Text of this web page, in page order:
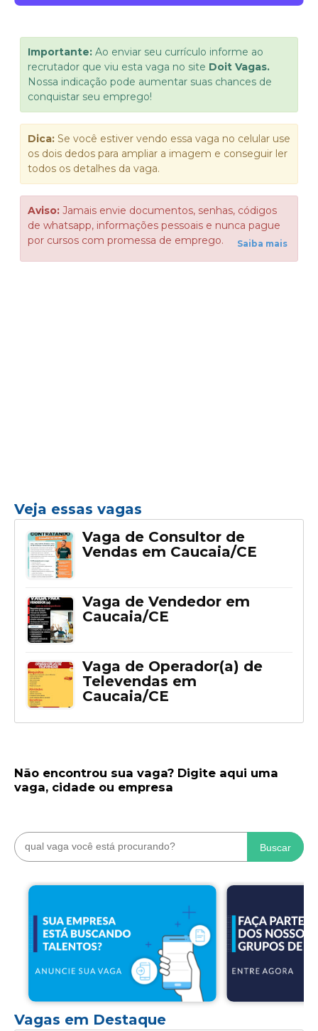
Importante: Ao enviar seu currículo informe ao
recrutador que viu esta vaga no site Doit Vagas.
Nossa indicação pode aumentar suas chances de
conquistar seu emprego!
Dica: Se você estiver vendo essa vaga no celular use
os dois dedos para ampliar a imagem e conseguir ler
todos os detalhes da vaga.
Aviso: Jamais envie documentos, senhas, códigos
de whatsapp, informações pessoais e nunca pague
por cursos com promessa de emprego.
Saiba mais
Veja essas vagas
Vaga de Consultor de
Vendas em Caucaia/CE
Vaga de Vendedor em
Caucaia/CE
Vaga de Operador(a) de
Televendas em
Caucaia/CE
Não encontrou sua vaga? Digite aqui uma
vaga, cidade ou empresa
Buscar
Vagas em Destaque